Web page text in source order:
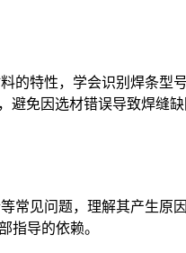
特性，学会识别焊条型
免因选材错误导致焊缝缺
见问题，理解其产生
指导的依赖。